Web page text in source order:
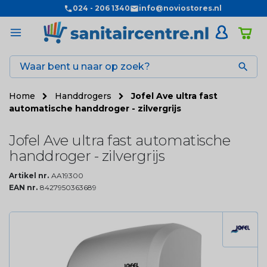
024 - 206 1340 info@noviostores.nl

Home Handdrogers
Jofel Ave ultra fast
automatische handdroger - zilvergrijs
Jofel Ave ultra fast automatische
handdroger - zilvergrijs
Artikel nr. AA19300
EAN nr. 8427950363689